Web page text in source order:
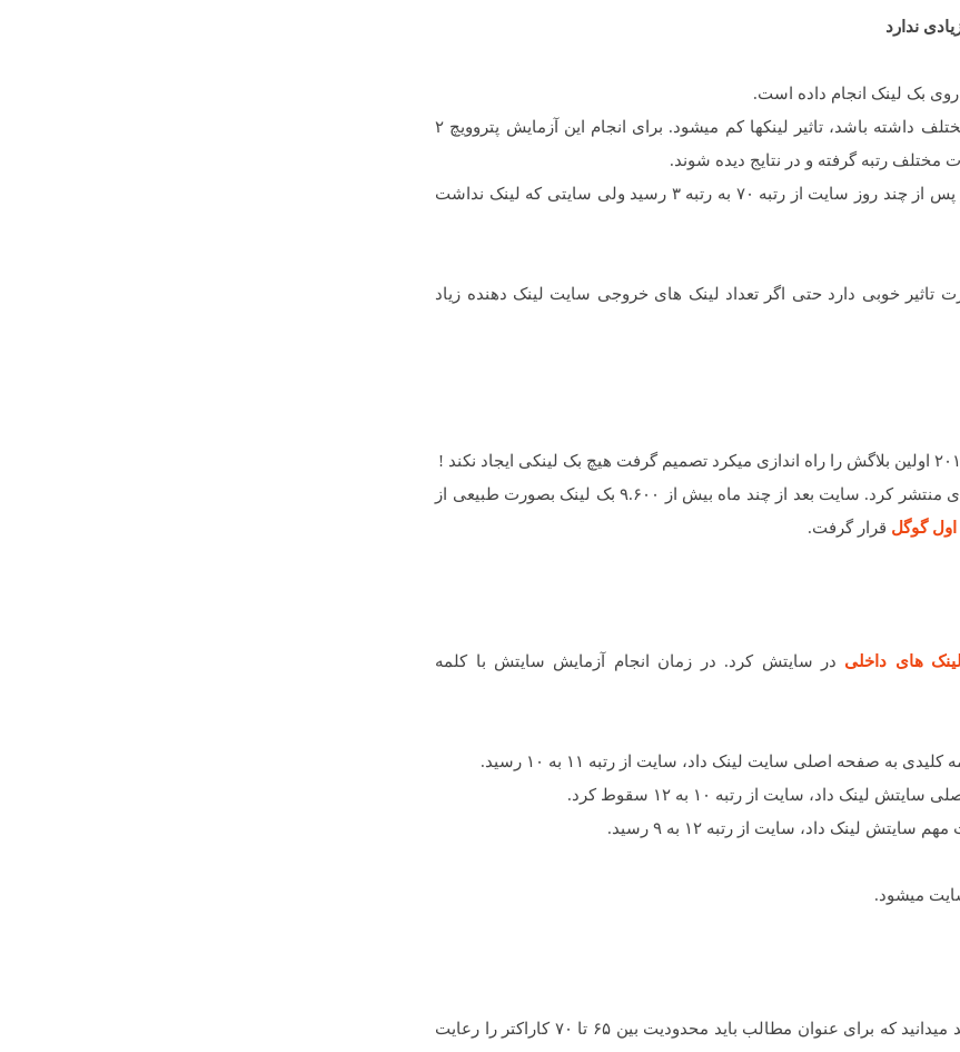
سئو کارها معتقدند که اگر سایتی زیاد لینک خروجی به جاهای مختلف داشته باشد، تاثیر لینکها کم میشود. برای انجام این آزمایش پتروویچ ۲
مختلف رتبه گرفته و در نتایج دیده شوند.
سپس به یکی از سایتها از یک سایت با اتوریتی ۷۰ بک لینک داد و پس از چند روز سایت از رتبه ۷۰ به رتبه ۳ رسید ولی سایتی که لینک نداشت
تاثیر خوبی دارد حتی اگر تعداد لینک های خروجی سایت لینک دهنده زیاد
بهمین دلیل تعداد بسیاری ویدئو و مقالات آموزشی جامع و کاربردی منتشر کرد. سایت بعد از چند ماه بیش از ۹.۶۰۰ بک لینک بصورت طبیعی از
گوگل قرار گرفت.
لینک های داخلی در سایتش کرد. در زمان انجام آزمایش سایتش با کلمه
صفحه اصلی سایت لینک داد، سایت از رتبه ۱۱ به ۱۰ رسید.
داد، سایت از رتبه ۱۰ به ۱۲ سقوط کرد.
لینک داد، سایت از رتبه ۱۲ به ۹ رسید.
میشود.
و اصول نوشتن مطالب سایت آشنا باشید میدانید که برای عنوان مطالب باید محدودیت بین ۶۵ تا ۷۰ کاراکتر را رعایت